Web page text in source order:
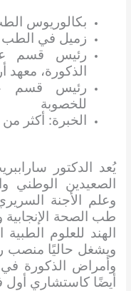
بكالوريوس
زميل في
رئيس قسم
الذكورة،
رئيس قسم
للخصوبة
الخبرة: أكثر من 15 عامًا
يُعد الدكتور
الصعيدين الوطني
طب الصحة
ويشغل حاليًا منصب
وأمراض الذكورة
أيضًا كاستشاري